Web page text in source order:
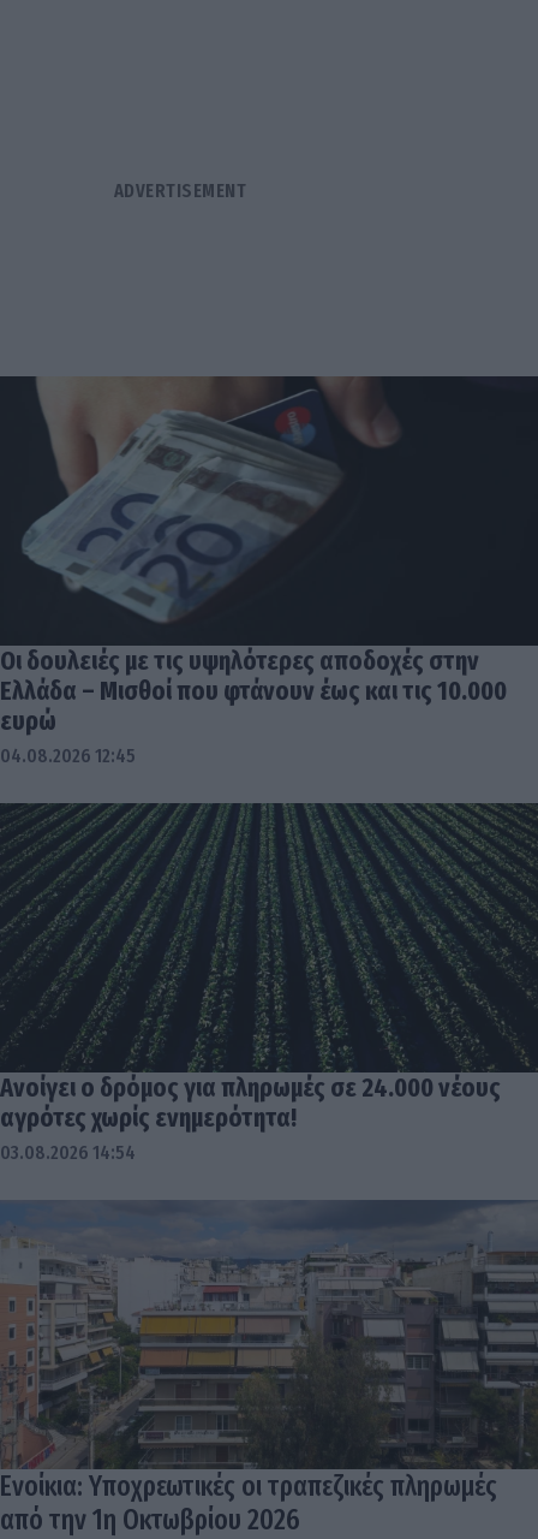
Οι δουλειές με τις υψηλότερες αποδοχές στην
Ελλάδα – Μισθοί που φτάνουν έως και τις 10.000
ευρώ
04.08.2026 12:45
Ανοίγει ο δρόμος για πληρωμές σε 24.000 νέους
αγρότες χωρίς ενημερότητα!
03.08.2026 14:54
Ενοίκια: Υποχρεωτικές οι τραπεζικές πληρωμές
από την 1η Οκτωβρίου 2026